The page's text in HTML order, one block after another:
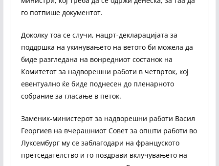
го потпише документот.
Доколку тоа се случи, нацрт-декларацијата за
поддршка на укинувањето на ветото би можела да
биде разгледана на вонредниот состанок на
Комитетот за надворешни работи в четврток, кој
евентуално ќе биде поднесен до пленарното
собрание за гласање в петок.
Заменик-министерот за надворешни работи Васил
Георгиев на вчерашниот Совет за општи работи во
Луксембург му се заблагодари на француското
претседателство и го поздрави вклучувањето на